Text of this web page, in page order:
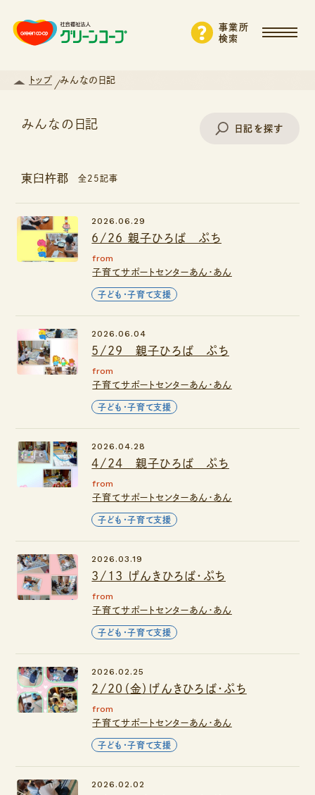
事業所
検索
トップ みんなの日記
みんなの日記 日記を探す
エリアから探す
支援・サービスから探す
東臼杵郡 全25記事
6/26 親子ひろば ぷち
2026.06.29
from
子育てサポートセンターあん・あん
子ども・子育て支援
5/29 親子ひろば ぷち
2026.06.04
from
子育てサポートセンターあん・あん
子ども・子育て支援
4/24 親子ひろば ぷち
2026.04.28
from
子育てサポートセンターあん・あん
子ども・子育て支援
3/13 げんきひろば・ぷち
2026.03.19
from
子育てサポートセンターあん・あん
子ども・子育て支援
2/20（金）げんきひろば・ぷち
2026.02.25
from
子育てサポートセンターあん・あん
子ども・子育て支援
2026.02.02